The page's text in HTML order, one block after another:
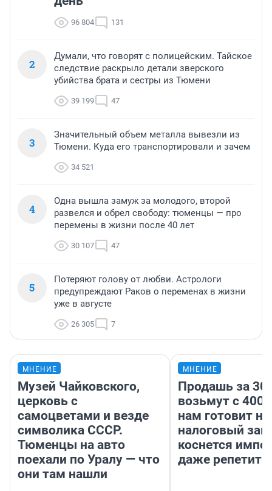
96 804 131
2
Думали, что говорят с полицейским. Тайское
следствие раскрыло детали зверского
убийства брата и сестры из Тюмени
39 199 47
3
Значительный объем металла вывезли из
Тюмени. Куда его транспортировали и зачем
34 521
4
Одна вышла замуж за молодого, второй
развелся и обрел свободу: тюменцы — про
перемены в жизни после 40 лет
30 107 47
5
Потеряют голову от любви. Астрологи
предупреждают Раков о переменах в жизни
уже в августе
26 305 7
МНЕНИЕ
Музей Чайковского,
церковь с
самоцветами и везде
символика СССР.
Тюменцы на авто
поехали по Уралу — что
они там нашли
МНЕНИЕ
Продашь за
возьмут с
нам готовит
налоговый
коснется
даже